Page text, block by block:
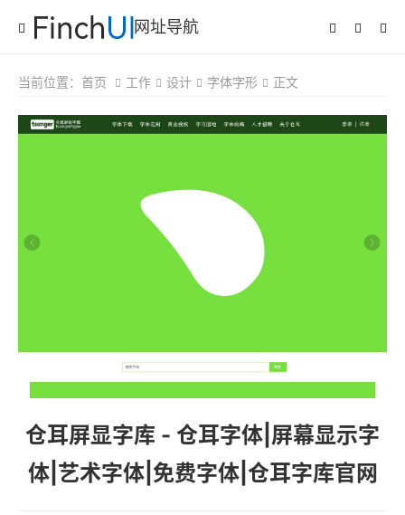
网址导航
当前位置： 首页 工作 设计 字体字形 正文
仓耳屏显字库 - 仓耳字体|屏幕显示字
体|艺术字体|免费字体|仓耳字库官网